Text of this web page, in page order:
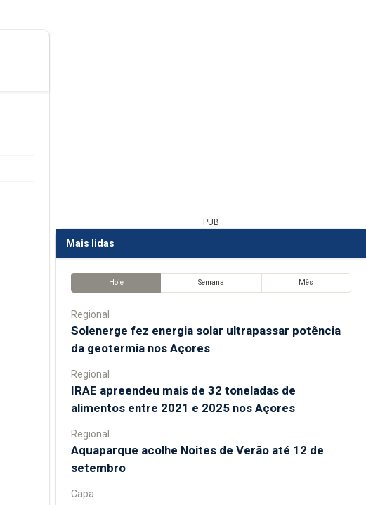
PUB
Mais lidas
Hoje Semana Mês
Regional
Solenerge fez energia solar ultrapassar potência
da geotermia nos Açores
Regional
IRAE apreendeu mais de 32 toneladas de
alimentos entre 2021 e 2025 nos Açores
Regional
Aquaparque acolhe Noites de Verão até 12 de
setembro
Capa